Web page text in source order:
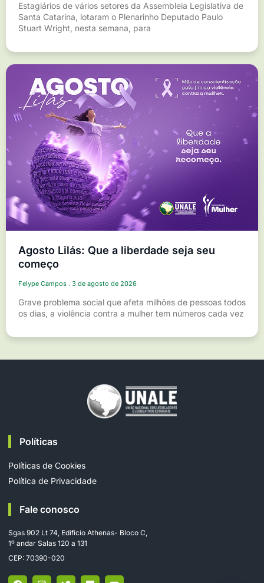
Estagiários de vários setores da Assembleia Legislativa de
Santa Catarina, lotaram o Plenarinho Deputado Paulo
Stuart Wright, nesta semana, para
Agosto Lilás: Que a liberdade seja seu
começo
Felype Campos 3 de agosto de 2026
Grave problema social que afeta milhões de pessoas todos
os dias, a violência contra a mulher tem números cada vez
Políticas
Políticas de Cookies
Política de Privacidade
Fale conosco
Sgas 902 Lt 74, Edifício Athenas- Bloco C,
1º andar Salas 120 a 131
CEP: 70390-020